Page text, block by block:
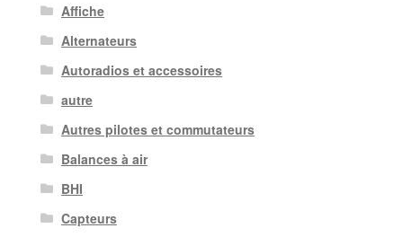
Affiche
Alternateurs
Autoradios et accessoires
autre
Autres pilotes et commutateurs
Balances à air
BHI
Capteurs